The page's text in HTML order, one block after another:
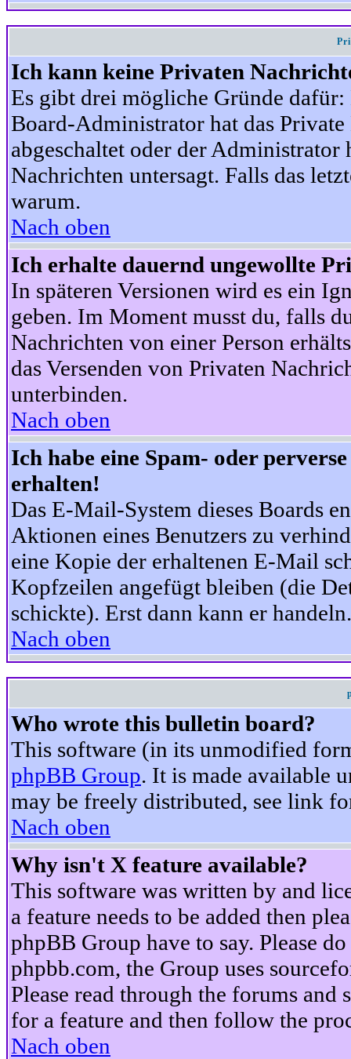
Ich kann keine Privaten
Es gibt drei mögliche Gründe
Board-Administrator hat das
abgeschaltet oder der
Nachrichten untersagt. Falls das
warum.
Nach oben
Ich erhalte dauernd ungewollte
In späteren Versionen wird es ein
geben. Im Moment musst du, falls
Nachrichten von einer Person
das Versenden von Privaten
unterbinden.
Nach oben
Ich habe eine Spam- oder
erhalten!
Das E-Mail-System dieses Boards
Aktionen eines Benutzers zu
eine Kopie der erhaltenen E-Mail
Kopfzeilen angefügt bleiben (die
schickte). Erst dann kann er handeln.
Nach oben
Who wrote this bulletin board?
This software (in its unmodified
phpBB Group. It is made available
may be freely distributed, see link
Nach oben
Why isn't X feature available?
This software was written by and
a feature needs to be added then
phpBB Group have to say. Please
phpbb.com, the Group uses
Please read through the forums
for a feature and then follow the
Nach oben